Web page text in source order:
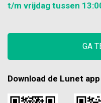
t/m vrijdag tussen
GA
Download de Lunet